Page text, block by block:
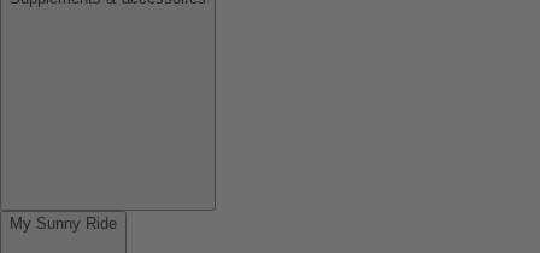
My Sunny Ride